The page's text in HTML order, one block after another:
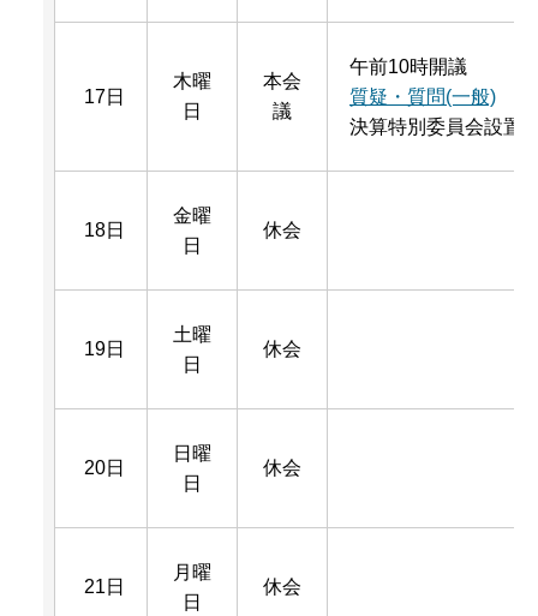
17日
木曜
日
本会
議
午前10時開議
質疑・質問(一般)
決算特別委員会設置
18日
金曜
日
休会
19日
土曜
日
休会
20日
日曜
日
休会
21日
月曜
日
休会